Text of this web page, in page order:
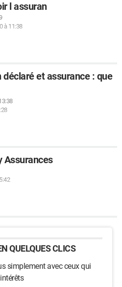
l assuran
à 11:38
et assurance : que
Assurances
QUELQUES CLICS
simplement avec ceux qui